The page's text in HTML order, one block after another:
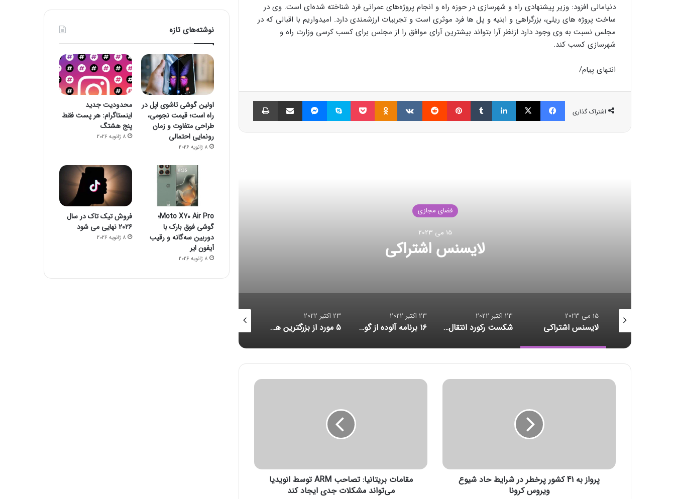
دنیامالی افزود: وزیر پیشنهادی راه و شهرسازی در حوزه راه و انجام پروژه‌های عمرانی فرد شناخته شده‌ای است. وی در
ساخت پروژه های ریلی، بزرگراهی و ابنیه و پل ها فرد موثری است و تجربیات ارزشمندی دارد. امیدواریم با اقبالی که در
مجلس نسبت به وی وجود دارد ازنظر آرا بتواند بیشترین آرای موافق را از مجلس برای کسب کرسی وزارت راه و
شهرسازی کسب کند.
انتهای پیام/
اشتراک گذاری
فیسبوک ایکس لینکداین تامبلر پینتریست Reddit
VKontakte
Odnoklassniki پاکت اسکایپ مسنجر اشتراک گذاری با ایمیل
فضای مجازی
23 اکتبر 2022
شکست رکورد انتقال داده ۱۶ برنامه آلوده از گوگل پلی پاک شدند
23 اکتبر 2022 23 اکتبر 2022
۱۶ برنامه آلوده از گوگل پلی پاک شدند
23 اکتبر 2022
۵ مورد از بزرگترین هک‌های تاریخ امنیت سایبری/ حلقه ازدواج هوشمندی که مراقب شماست/ احتمال بازبینی امنیتی آمریکا از قرارداد ماسک برای خرید توییتر
23 اکتبر 2022
کاهش حجم تراکنش‌ توکن‌های متاورس
پ
1
پرواز به 41 کشور پرخطر در شرایط حاد شیوع
ویروس کرونا
م
ی
مقامات بریتانیا: تصاحب ARM توسط انویدیا
می‌تواند مشکلات جدی ایجاد کند
نوشته‌های تازه
اولین گوشی تاشوی اپل در
راه است؛ قیمت نجومی،
طراحی متفاوت و زمان
رونمایی احتمالی
8 ژانویه 2026
محدودیت جدید
اینستاگرام: هر پست فقط
پنج هشتگ
8 ژانویه 2026
Moto X70 Air Pro؛
گوشی فوق بارک با
دوربین سه‌گانه و رقیب
آیفون ایر
8 ژانویه 2026
فروش تیک تاک در سال
۲۰۲۶ نهایی می شود
8 ژانویه 2026